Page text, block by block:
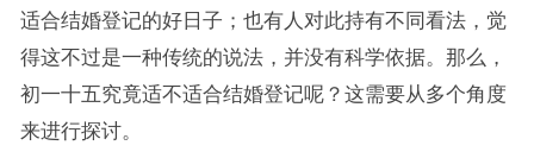
适合结婚登记的好日子；也有人对此持有不同看法，觉
得这不过是一种传统的说法，并没有科学依据。那么，
初一十五究竟适不适合结婚登记呢？这需要从多个角度
来进行探讨。